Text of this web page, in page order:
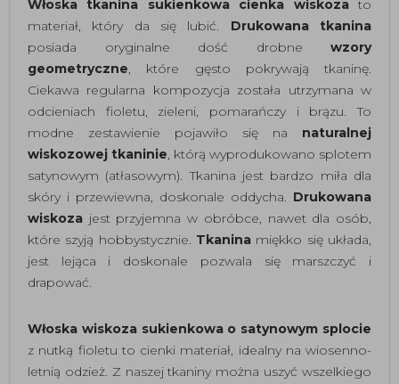
Włoska tkanina sukienkowa cienka wiskoza to
materiał, który da się lubić. Drukowana tkanina
posiada oryginalne dość drobne wzory
geometryczne, które gęsto pokrywają tkaninę.
Ciekawa regularna kompozycja została utrzymana w
odcieniach fioletu, zieleni, pomarańczy i brązu. To
modne zestawienie pojawiło się na naturalnej
wiskozowej tkaninie, którą wyprodukowano splotem
satynowym (atłasowym). Tkanina jest bardzo miła dla
skóry i przewiewna, doskonale oddycha. Drukowana
wiskoza jest przyjemna w obróbce, nawet dla osób,
które szyją hobbystycznie. Tkanina miękko się układa,
jest lejąca i doskonale pozwala się marszczyć i
drapować.
Włoska wiskoza sukienkowa o satynowym splocie
z nutką fioletu to cienki materiał, idealny na wiosenno-
letnią odzież. Z naszej tkaniny można uszyć wszelkiego